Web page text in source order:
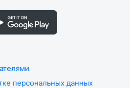
персональных данных